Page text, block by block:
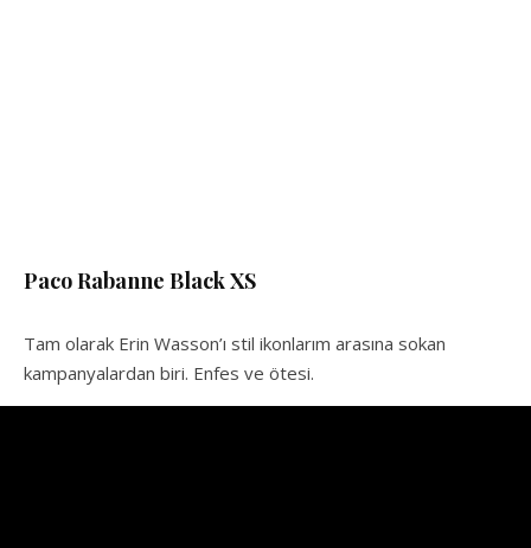
Paco Rabanne Black XS
Tam olarak Erin Wasson’ı stil ikonlarım arasına sokan
kampanyalardan biri. Enfes ve ötesi.